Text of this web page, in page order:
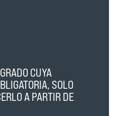
CUYA
SOLO
A PARTIR DE